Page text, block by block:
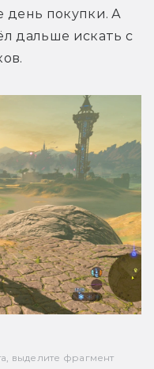
день покупки. А
дальше искать с
выделите фрагмент